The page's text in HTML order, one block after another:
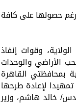
حصولها على كافة
وقوات إنفاذ
الأراضي والوحدات
وغير الجادين، في 4 مناطق صناعية بمحافظتي القاهرة
تمهيدا لإعادة طرحها
خالد هاشم، وزير